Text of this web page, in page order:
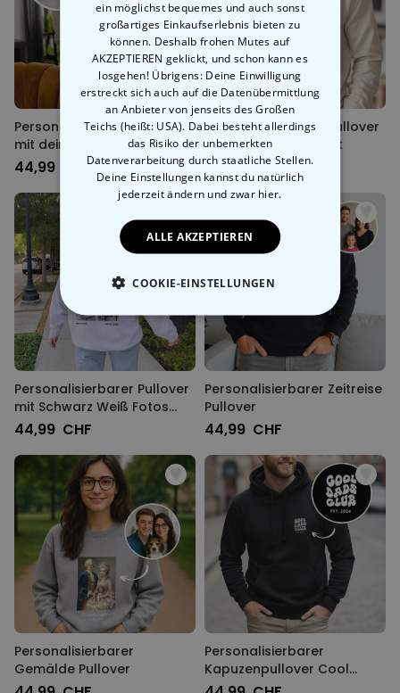
Personalisierbarer Pullover
mit deiner Zeichnung vorne
und hinten
44,99 CHF
Personalisierbarer Pullover
mit Logo und Gesicht
44,99 CHF
Personalisierbarer Pullover
mit Schwarz Weiß Fotos
und Text
44,99 CHF
Personalisierbarer Zeitreise
Pullover
44,99 CHF
Personalisierbarer
Gemälde Pullover
Personalisierbarer
Kapuzenpullover Cool
Moms & Dads Club
ein möglichst bequemes und auch sonst
großartiges Einkaufserlebnis bieten zu
können. Deshalb frohen Mutes auf
AKZEPTIEREN geklickt, und schon kann es
losgehen! Übrigens: Deine Einwilligung
erstreckt sich auch auf die Datenübermittlung
an Anbieter von jenseits des Großen
Teichs (heißt: USA). Dabei besteht allerdings
das Risiko der unbemerkten
Datenverarbeitung durch staatliche Stellen.
Deine Einstellungen kannst du natürlich
jederzeit ändern und zwar hier.
ALLE AKZEPTIEREN
COOKIE-EINSTELLUNGEN
ESSENTIELL
PERFORMANCE
MARKETING SONSTIGE